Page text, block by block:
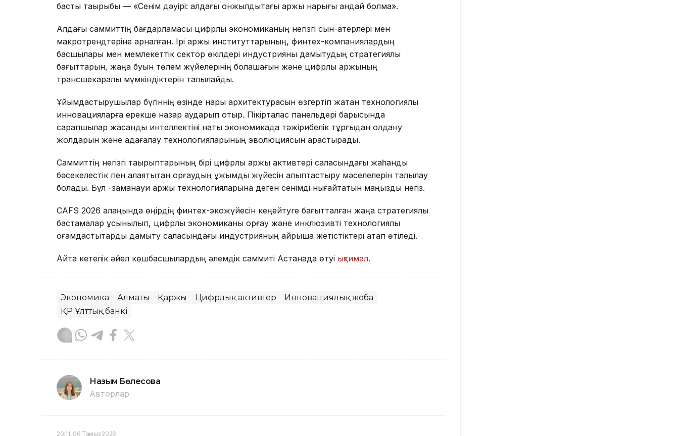
басты тақырыбы — «Сенім дәуірі: алдағы онжылдықтағы қаржы нарығы қандай болмақ».
Алдағы саммиттің бағдарламасы цифрлық экономиканың негізгі сын-қатерлері мен
макротрендтеріне арналған. Ірі қаржы институттарының, финтех-компаниялардың
басшылары мен мемлекеттік сектор өкілдері индустрияны дамытудың стратегиялық
бағыттарын, жаңа буын төлем жүйелерінің болашағын және цифрлық қаржының
трансшекаралық мүмкіндіктерін талқылайды.
Ұйымдастырушылар бүгіннің өзінде нарық архитектурасын өзгертіп жатқан технологиялық
инновацияларға ерекше назар аударып отыр. Пікірталас панельдері барысында
сарапшылар жасанды интеллектіні нақты экономикада тәжірибелік тұрғыдан қолдану
жолдарын және қадағалау технологияларының эволюциясын қарастырады.
Саммиттің негізгі тақырыптарының бірі цифрлық қаржы активтері саласындағы жаһандық
бәсекелестік пен алаяқтықтан қорғаудың ұжымдық жүйесін қалыптастыру мәселелерін талқылау
болады. Бұл -заманауи қаржы технологияларына деген сенімді нығайтатын маңызды негіз.
CAFS 2026 алаңында өңірдің финтех-экожүйесін кеңейтуге бағытталған жаңа стратегиялық
бастамалар ұсынылып, цифрлық экономиканы қорғау және инклюзивті технологиялық
қоғамдастықтарды дамыту саласындағы индустрияның айрықша жетістіктері атап өтіледі.
Айта кетелік әйел көшбасшылардың әлемдік саммиті Астанада өтуі ықтимал.
Экономика Алматы Қаржы Цифрлық активтер
Инновациялық жоба
ҚР Ұлттық банкі
Назым Бөлесова
Авторлар
20:11, 06 Тамыз 2026